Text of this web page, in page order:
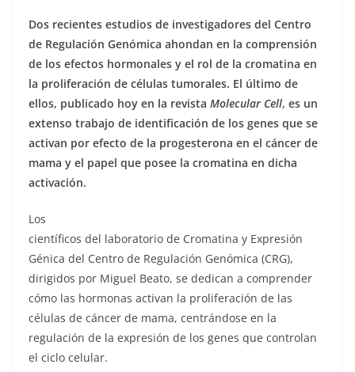
Dos recientes estudios de investigadores del Centro
de Regulación Genómica ahondan en la comprensión
de los efectos hormonales y el rol de la cromatina en
la proliferación de células tumorales. El último de
ellos, publicado hoy en la revista Molecular Cell, es un
extenso trabajo de identificación de los genes que se
activan por efecto de la progesterona en el cáncer de
mama y el papel que posee la cromatina en dicha
activación.
Los
científicos del laboratorio de Cromatina y Expresión
Génica del Centro de Regulación Genómica (CRG),
dirigidos por Miguel Beato, se dedican a comprender
cómo las hormonas activan la proliferación de las
células de cáncer de mama, centrándose en la
regulación de la expresión de los genes que controlan
el ciclo celular.